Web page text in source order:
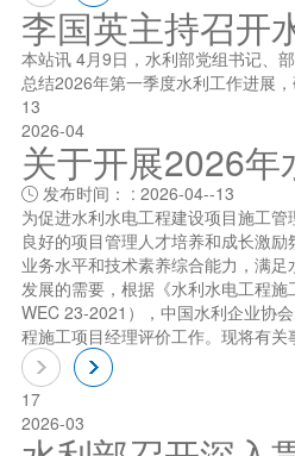
李国英主持召开
本站讯 4月9日，水利部党组书记、
总结2026年第一季度水利工作进展
13
2026-04
关于开展2026
发布时间： : 2026-04--13
为促进水利水电工程建设项目施工
良好的项目管理人才培养和成长激
业务水平和技术素养综合能力，满
发展的需要，根据《水利水电工程
WEC 23-2021），中国水利企业协
程施工项目经理评价工作。现将有关
17
2026-03